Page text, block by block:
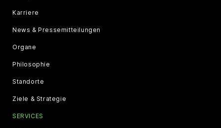
Karriere
News & Pressemitteilungen
Organe
Philosophie
Standorte
Ziele & Strategie
SERVICES